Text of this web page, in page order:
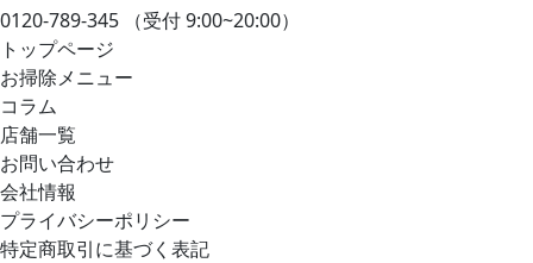
0120-789-345
（受付 9:00~20:00）
トップページ
お掃除メニュー
コラム
店舗一覧
お問い合わせ
会社情報
プライバシーポリシー
特定商取引に基づく表記